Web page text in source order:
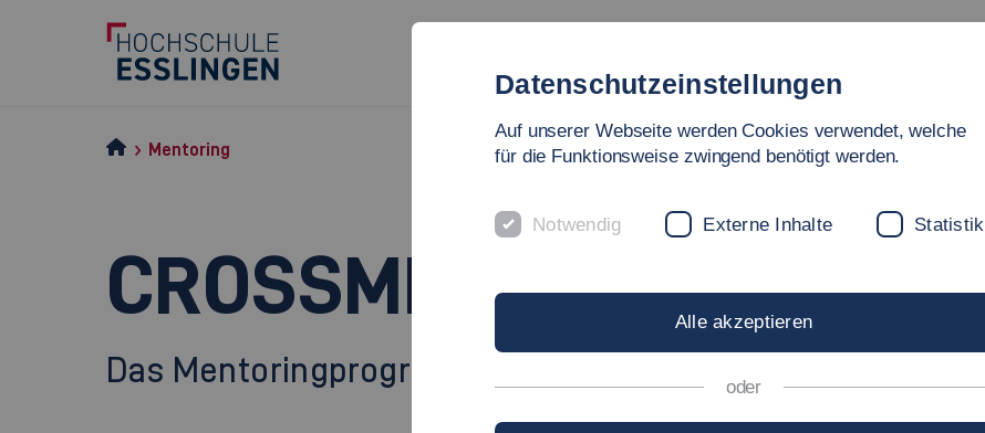
Mentoring
CROSSMENTES
Das Mentoringprogramm
Datenschutzeinstellungen
Auf unserer Webseite werden Cookies verwendet, welche
für die Funktionsweise zwingend benötigt werden.
Notwendig Externe Inhalte Statistik
Alle akzeptieren
oder